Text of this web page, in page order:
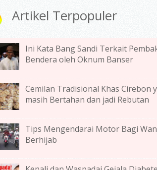
Artikel Terpopuler
Ini Kata Bang Sandi Terkait
Bendera oleh Oknum Banser
Cemilan Tradisional Khas Cirebon
masih Bertahan dan jadi Rebutan
Tips Mengendarai Motor Bagi
Berhijab